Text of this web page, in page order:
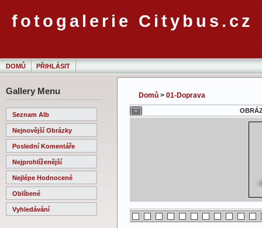
fotogalerie Citybus.cz
DOMŮ PŘIHLÁSIT
Gallery Menu
Seznam Alb
Nejnovější Obrázky
Poslední Komentáře
Nejprohlíženější
Nejlépe Hodnocené
Oblíbené
Vyhledávání
Domů > 01-Doprava